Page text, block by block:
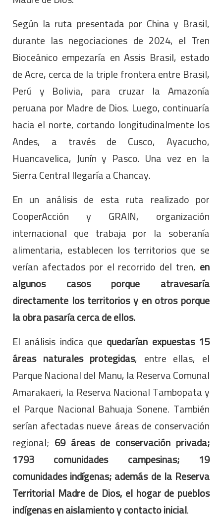
Según la ruta presentada por China y Brasil,
durante las negociaciones de 2024, el Tren
Bioceánico empezaría en Assis Brasil, estado
de Acre, cerca de la triple frontera entre Brasil,
Perú y Bolivia, para cruzar la Amazonía
peruana por Madre de Dios. Luego, continuaría
hacia el norte, cortando longitudinalmente los
Andes, a través de Cusco, Ayacucho,
Huancavelica, Junín y Pasco. Una vez en la
Sierra Central llegaría a Chancay.
En un análisis de esta ruta realizado por
CooperAcción y GRAIN, organización
internacional que trabaja por la soberanía
alimentaria, establecen los territorios que se
verían afectados por el recorrido del tren, en
algunos casos porque atravesaría
directamente los territorios y en otros porque
la obra pasaría cerca de ellos.
El análisis indica que quedarían expuestas 15
áreas naturales protegidas, entre ellas, el
Parque Nacional del Manu, la Reserva Comunal
Amarakaeri, la Reserva Nacional Tambopata y
el Parque Nacional Bahuaja Sonene. También
serían afectadas nueve áreas de conservación
regional; 69 áreas de conservación privada;
1793 comunidades campesinas; 19
comunidades indígenas; además de la Reserva
Territorial Madre de Dios, el hogar de pueblos
indígenas en aislamiento y contacto inicial.